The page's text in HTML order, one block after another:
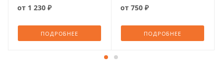
от 1 230 ₽
ПОДРОБНЕЕ
от 750 ₽
ПОДРОБНЕЕ